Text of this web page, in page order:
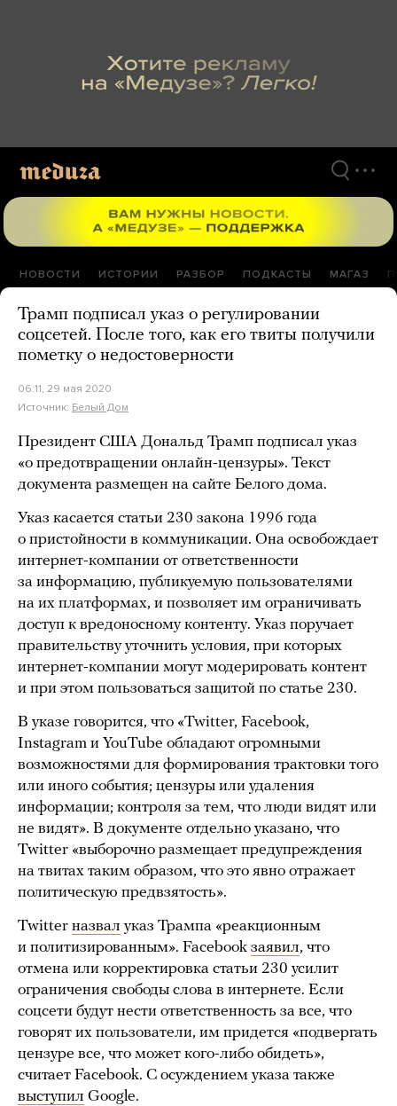
НОВОСТИ ИСТОРИИ РАЗБОР ПОДКАСТЫ МАГАЗ
Трамп подписал указ о регулировании
соцсетей. После того, как его твиты получили
пометку о недостоверности
06:11, 29 мая 2020
Источник: Белый Дом
Президент США Дональд Трамп подписал указ
«о предотвращении онлайн-цензуры». Текст
документа размещен на сайте Белого дома.
Указ касается статьи 230 закона 1996 года
о пристойности в коммуникации. Она освобождает
интернет-компании от ответственности
за информацию, публикуемую пользователями
на их платформах, и позволяет им ограничивать
доступ к вредоносному контенту. Указ поручает
правительству уточнить условия, при которых
интернет-компании могут модерировать контент
и при этом пользоваться защитой по статье 230.
В указе говорится, что «Twitter, Facebook,
Instagram и YouTube обладают огромными
возможностями для формирования трактовки того
или иного события; цензуры или удаления
информации; контроля за тем, что люди видят или
не видят». В документе отдельно указано, что
Twitter «выборочно размещает предупреждения
на твитах таким образом, что это явно отражает
политическую предвзятость».
Twitter назвал указ Трампа «реакционным
и политизированным». Facebook заявил, что
отмена или корректировка статьи 230 усилит
ограничения свободы слова в интернете. Если
соцсети будут нести ответственность за все, что
говорят их пользователи, им придется «подвергать
цензуре все, что может кого-либо обидеть»,
считает Facebook. С осуждением указа также
выступил Google.